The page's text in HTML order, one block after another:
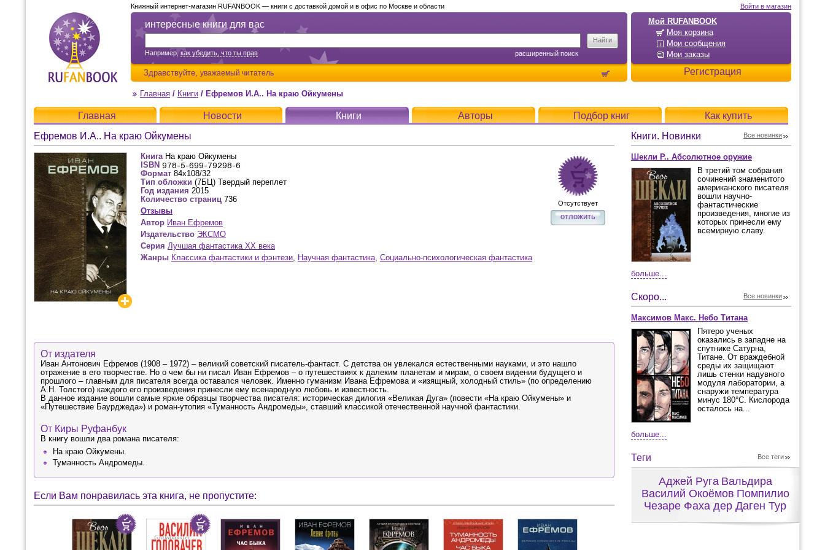
Мой RUFANBOOK
Моя корзина
Мои сообщения
Мои заказы
Регистрация
Войти в магазин
интересные книги для вас
Например,как убедить, что ты прав расширенный поиск
Здравствуйте, уважаемый читатель
Книжный интернет-магазин RUFANBOOK — книги с доставкой домой и в офис по Москве и области
Главная / Книги / Ефремов И.А.. На краю Ойкумены
Главная Новости Книги Авторы Подбор книг
Как купить
Ефремов И.А.. На краю Ойкумены
Книга На краю Ойкумены
ISBN
Формат 84x108/32
Тип обложки (7БЦ) Твердый переплет
Год издания 2015
Количество страниц 736
Отзывы
Автор Иван Ефремов
Издательство ЭКСМО
Серия Лучшая фантастика XX века
Жанры Классика фантастики и фэнтези, Научная фантастика, Социально-психологическая фантастика
Отсутствует
отложить
От издателя
Иван Антонович Ефремов (1908 – 1972) – великий советский писатель-фантаст. С детства он увлекался естественными науками, и это нашло
отражение в его творчестве. Но о чем бы ни писал Иван Ефремов – о путешествиях к далеким планетам и мирам, о своем видении будущего и
прошлого – главным для писателя всегда оставался человек. Именно гуманизм Ивана Ефремова и «изящный, холодный стиль» (по определению
А.Н. Толстого) каждого его произведения принесли ему всенародную любовь и известность.
В данное издание вошли самые яркие образцы творчества писателя: историческая дилогия «Великая Дуга» (повести «На краю Ойкумены» и
«Путешествие Баурджеда») и роман-утопия «Туманность Андромеды», ставший классикой отечественной научной фантастики.
От Киры Руфанбук
В книгу вошли два романа писателя:
На краю Ойкумены.
Туманность Андромеды.
Если Вам понравилась эта книга, не пропустите:
Книги. Новинки Все новинки
Шекли Р.. Абсолютное оружие
В третий том собрания
сочинений знаменитого
американского писателя
вошли научно-
фантастические
произведения, многие из
которых принесли ему
всемирную славу.
больше...
Скоро... Все новинки
Максимов Макс. Небо Титана
Пятеро ученых
оказались в западне на
спутнике Сатурна,
Титане. От враждебной
среды их защищают
лишь стенки надувного
модуля лаборатории, а
снаружи температура
минус 180°С. Кислорода
осталось на...
больше...
Теги Все теги
Аджей Руга Вальдира
Василий Окоёмов Помпилио
Чезаре Фаха дер Даген Тур